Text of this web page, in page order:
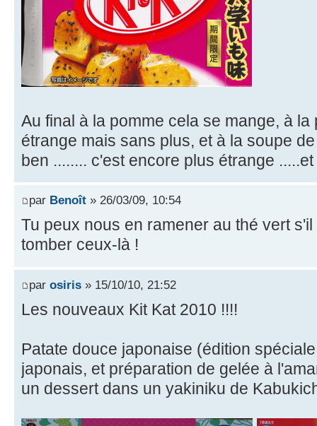
Au final à la pomme cela se mange, à
étrange mais sans plus, et à la soupe
ben ........ c'est encore plus étrange
par Benoît » 26/03/09, 10:54
Tu peux nous en ramener au thé vert
tomber ceux-là !
par osiris » 15/10/10, 21:52
Les nouveaux Kit Kat 2010 !!!!
Patate douce japonaise (édition
japonais, et préparation de gelée à
un dessert dans un yakiniku de